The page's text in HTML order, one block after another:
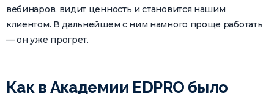
вебинаров, видит ценность и становится нашим
клиентом. В дальнейшем с ним намного проще работать
— он уже прогрет.
Как в Академии EDPRO было